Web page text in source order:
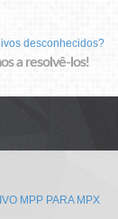
desconhecidos?
a resolvê-los!
MPP PARA MPX